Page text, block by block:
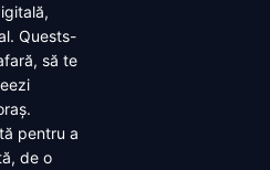
Quests-
să te
pentru a
de o